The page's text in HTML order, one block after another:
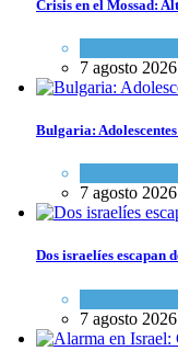
Crisis en el Mossad:
7 agosto 2026
Bulgaria:
7 agosto 2026
Dos israelíes escapan
7 agosto 2026